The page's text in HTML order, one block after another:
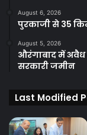
August 6, 2026
पुरकाजी से 35
August 5, 2026
औरंगाबाद में अवैध
सरकारी जमीन
Last Modified